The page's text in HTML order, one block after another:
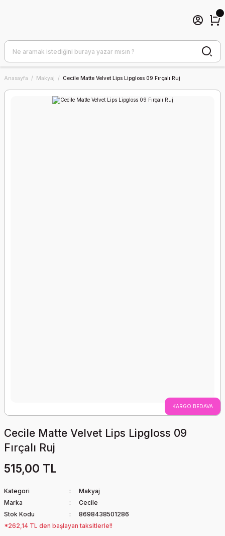
Anasayfa Makyaj Cecile Matte Velvet Lips Lipgloss 09 Fırçalı Ruj
KARGO BEDAVA
Cecile Matte Velvet Lips Lipgloss 09
Fırçalı Ruj
515,00 TL
Kategori
Makyaj
Marka
Cecile
Stok Kodu
8698438501286
*262,14 TL den başlayan taksitlerle!!